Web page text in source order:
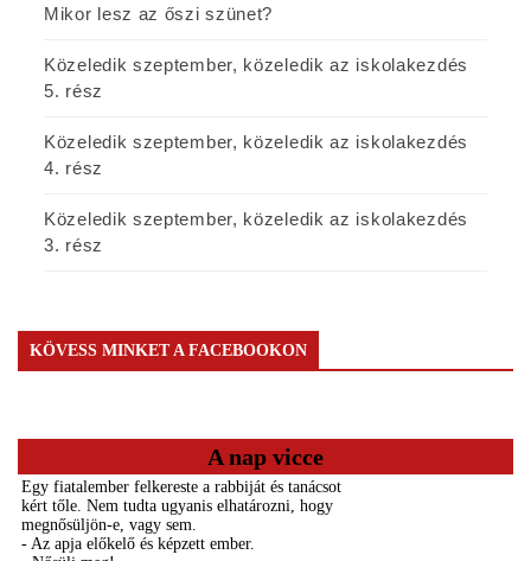
Mikor lesz az őszi szünet?
Közeledik szeptember, közeledik az iskolakezdés
5. rész
Közeledik szeptember, közeledik az iskolakezdés
4. rész
Közeledik szeptember, közeledik az iskolakezdés
3. rész
KÖVESS MINKET A FACEBOOKON
A nap vicce